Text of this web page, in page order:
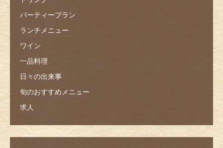
パーティープラン
ランチメニュー
ワイン
一品料理
日々の出来事
旬のおすすめメニュー
求人